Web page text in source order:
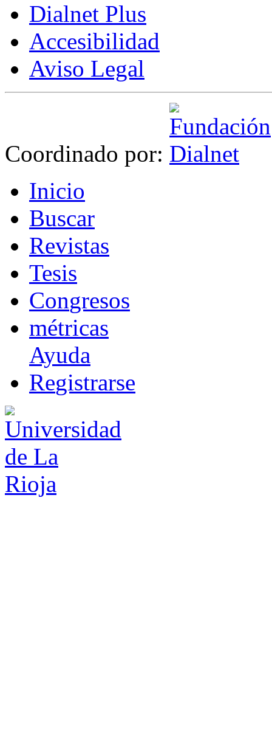
Dialnet Plus
Accesibilidad
Aviso Legal
Coordinado por:
Inicio
Buscar
Revistas
Tesis
Congresos
métricas
Ayuda
Registrarse